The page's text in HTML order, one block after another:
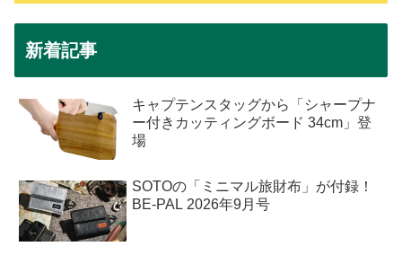
新着記事
キャプテンスタッグから「シャープナ
ー付きカッティングボード 34cm」登
場
SOTOの「ミニマル旅財布」が付録！
BE-PAL 2026年9月号